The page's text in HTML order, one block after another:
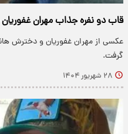
قاب دو نفره جذاب مهران
عکسی از مهران غفوریان و دخترش
گرفت.
۲۸ شهریور ۱۴۰۴